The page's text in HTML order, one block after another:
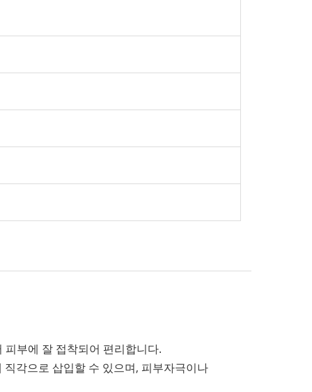
부에 잘 접착되어 편리합니다.
각으로 삽입할 수 있으며, 피부자극이나